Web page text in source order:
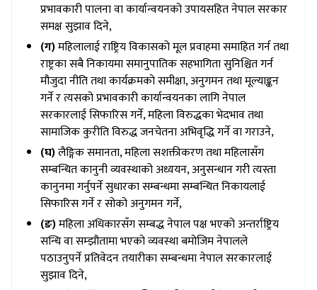
प्रभावकारी पालना वा कार्यान्वयनको उपायसहित नेपाल सरकार
समक्ष सुझाव दिने,
(ग)महिलालाई राष्ट्रिय विकासको मूल प्रवाहमा समाहित गर्न तथा
राष्ट्रका सबै निकायमा समानुपातिक सहभागिता सुनिश्चित गर्न
मौजुदा नीति तथा कार्यक्रमको समीक्षा, अनुगमन तथा मूल्याङ्कन
गर्ने र त्यसको प्रभावकारी कार्यान्वयनका लागि नेपाल
सरकारलाई सिफारिस गर्ने, महिला विरुद्धका भेदभाव तथा
सामाजिक कुरीति विरुद्ध जनचेतना अभिवृद्धि गर्ने वा गराउने,
(घ)लैङ्गिक समानता, महिला सशक्तीकरण तथा महिलासँग
सम्बन्धित कानुनी व्यवस्थाको अध्ययन, अनुसन्धान गरी त्यस्ता
कानुनमा गर्नुपर्ने सुधारका सम्बन्धमा सम्बन्धित निकायलाई
सिफारिस गर्ने र सोको अनुगमन गर्ने,
(ङ)महिला अधिकारसँग सम्बद्ध नेपाल पक्ष भएको अन्तर्राष्ट्रिय
सन्धि वा सम्झौतामा भएको व्यवस्था बमोजिम नेपालले
पठाउनुपर्ने प्रतिवेदन तयारीका सम्बन्धमा नेपाल सरकारलाई
सुझाव दिने,